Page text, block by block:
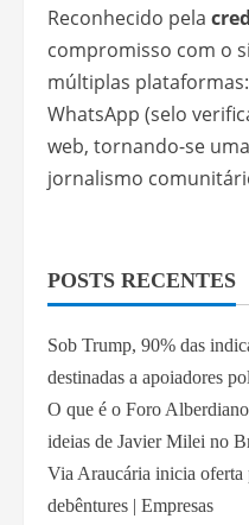
Reconhecido pela
compromisso com o
múltiplas
WhatsApp (selo
web, tornando-se
jornalismo
POSTS RECENTES
Sob Trump, 90% das
destinadas a apoiadores
O que é o Foro
ideias de Javier Milei no
Via Araucária inicia
debêntures | Empresas